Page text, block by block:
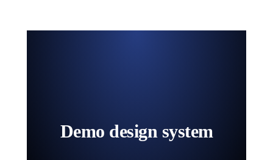
Demo design system